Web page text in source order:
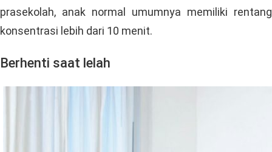
prasekolah, anak normal umumnya memiliki rentang
konsentrasi lebih dari 10 menit.
Berhenti saat lelah